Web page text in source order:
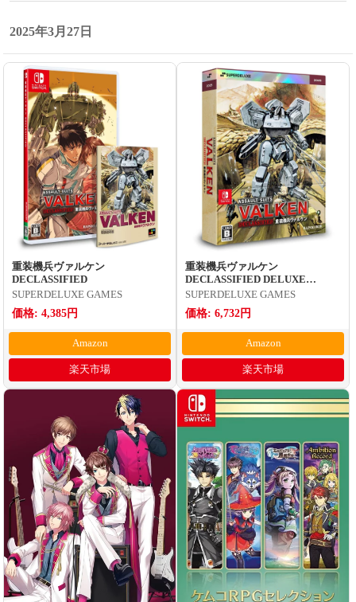
2025年3月27日
重装機兵ヴァルケン
DECLASSIFIED
SUPERDELUXE GAMES
価格: 4,385円
Amazon
楽天市場
重装機兵ヴァルケン
DECLASSIFIED DELUXE
EDITION
SUPERDELUXE GAMES
価格: 6,732円
Amazon
楽天市場